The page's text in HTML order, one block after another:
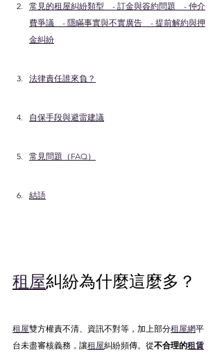
常見的租屋糾紛類型　- 訂金與簽約問題　- 仲介
費爭議　- 隱瞞事實與不實廣告　- 提前解約與押
金糾紛
法律責任誰來負？
自保手段與避雷建議
常見問題（FAQ）
結語
租屋糾紛為什麼這麼多？
租屋雙方權責不清、資訊不對等，加上部分租屋網平
台未盡審核義務，讓租屋糾紛頻傳。從不合理的租賃